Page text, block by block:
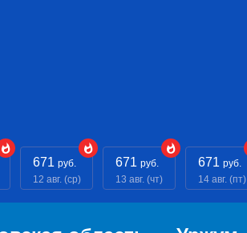
671 руб.
12 авг. (ср)
671 руб.
13 авг. (чт)
671 руб.
14 авг. (пт)